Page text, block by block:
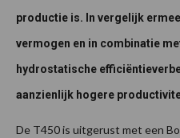
productie is. In vergelijk
vermogen en in combinatie
hydrostatische
aanzienlijk hogere
De T450 is uitgerust met een